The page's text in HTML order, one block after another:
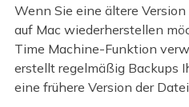
Wenn Sie eine ältere
auf Mac wiederherstellen
Time Machine-Funktion
erstellt regelmäßig Backups
eine frühere Version der